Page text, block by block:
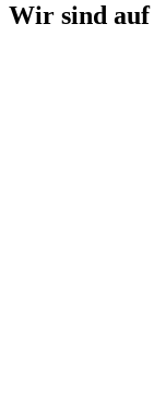
Wir sind auf